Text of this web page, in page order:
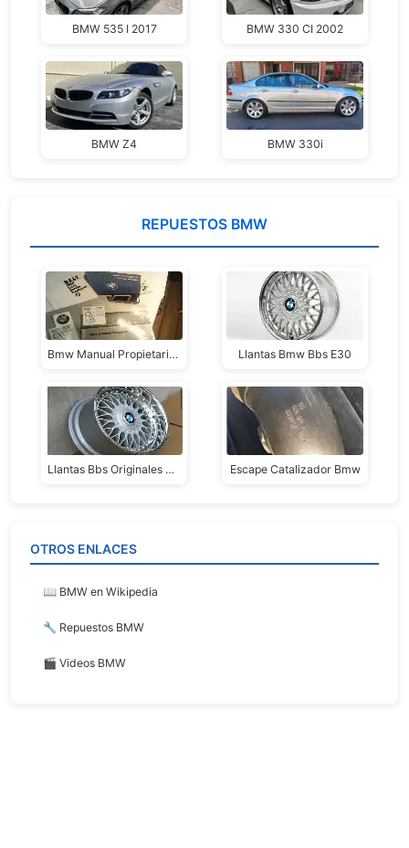
BMW 535 I 2017 BMW 330 CI 2002
BMW Z4 BMW 330i
REPUESTOS BMW
Bmw Manual Propietario Bmw 316 / 324 Serie E30 Linea Intermedia Llantas Bmw Bbs E30
Llantas Bbs Originales Bmw Escape Catalizador Bmw
OTROS ENLACES
📖 BMW en Wikipedia
🔧 Repuestos BMW
🎬 Videos BMW